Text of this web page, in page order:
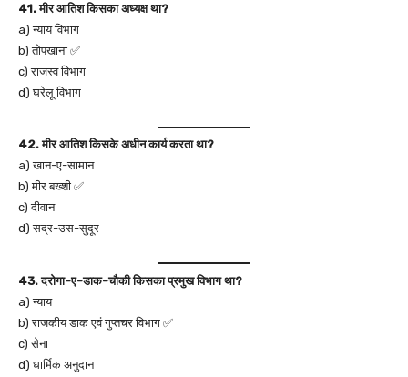
41. मीर आतिश किसका अध्यक्ष था?
a) न्याय विभाग
b) तोपखाना ✅
c) राजस्व विभाग
d) घरेलू विभाग
42. मीर आतिश किसके अधीन कार्य करता था?
a) खान-ए-सामान
b) मीर बख्शी ✅
c) दीवान
d) सद्र-उस-सुदूर
43. दरोगा-ए-डाक-चौकी किसका प्रमुख विभाग था?
a) न्याय
b) राजकीय डाक एवं गुप्तचर विभाग ✅
c) सेना
d) धार्मिक अनुदान